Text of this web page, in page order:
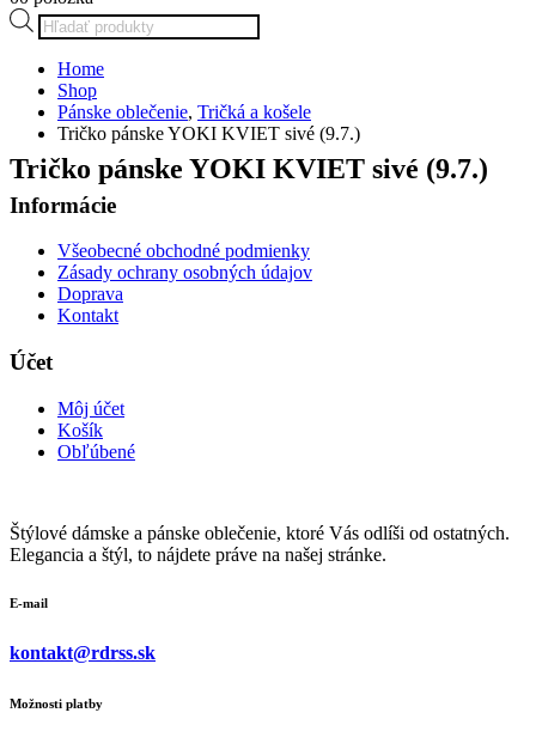
Products
search
Home
Shop
Pánske oblečenie, Tričká a košele
Tričko pánske YOKI KVIET sivé (9.7.)
Tričko pánske YOKI KVIET sivé (9.7.)
Informácie
Všeobecné obchodné podmienky
Zásady ochrany osobných údajov
Doprava
Kontakt
Účet
Môj účet
Košík
Obľúbené
Štýlové dámske a pánske oblečenie, ktoré Vás odlíši od ostatných.
Elegancia a štýl, to nájdete práve na našej stránke.
E-mail
kontakt@rdrss.sk
Možnosti platby